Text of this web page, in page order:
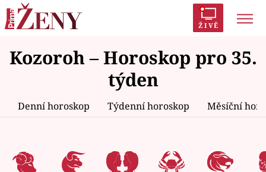
ŽIVĚ
Trendy: Polabí Inspekce Prostřeno!
AYTO?
Proměny
Témata
Kozoroh – Horoskop pro 35.
týden
Denní horoskop Týdenní horoskop Měsíční